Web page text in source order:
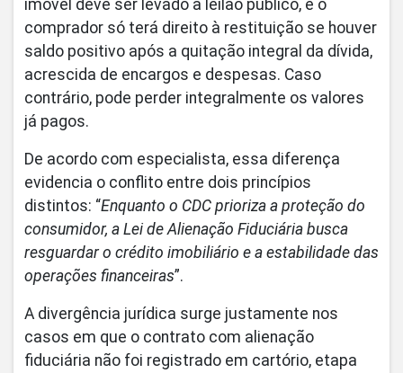
imóvel deve ser levado a leilão público, e o
comprador só terá direito à restituição se houver
saldo positivo após a quitação integral da dívida,
acrescida de encargos e despesas. Caso
contrário, pode perder integralmente os valores
já pagos.
De acordo com especialista, essa diferença
evidencia o conflito entre dois princípios
distintos: “Enquanto o CDC prioriza a proteção do
consumidor, a Lei de Alienação Fiduciária busca
resguardar o crédito imobiliário e a estabilidade das
operações financeiras”.
A divergência jurídica surge justamente nos
casos em que o contrato com alienação
fiduciária não foi registrado em cartório, etapa